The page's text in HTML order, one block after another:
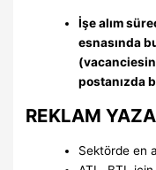
İşe alım
esnasında
postanızda
REKLAM
Sektörde en